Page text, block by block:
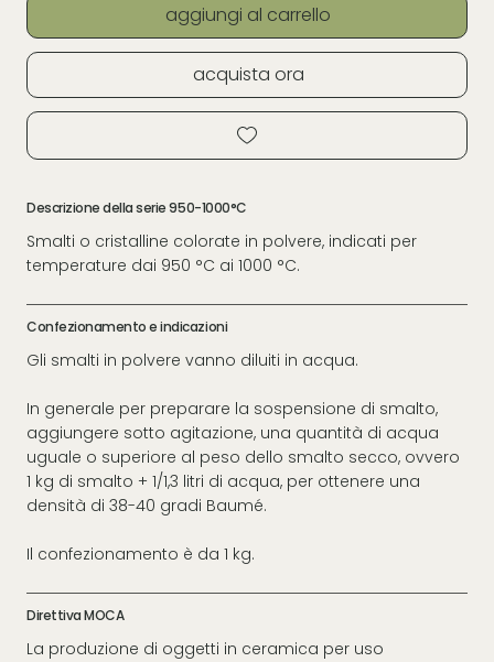
aggiungi al carrello
acquista ora
Descrizione della serie 950-1000°C
Smalti o cristalline colorate in polvere, indicati per
temperature dai 950 °C ai 1000 °C.
Confezionamento e indicazioni
Gli smalti in polvere vanno diluiti in acqua.
In generale per preparare la sospensione di smalto,
aggiungere sotto agitazione, una quantità di acqua
uguale o superiore al peso dello smalto secco, ovvero
1 kg di smalto + 1/1,3 litri di acqua, per ottenere una
densità di 38-40 gradi Baumé.
Il confezionamento è da 1 kg.
Direttiva MOCA
La produzione di oggetti in ceramica per uso